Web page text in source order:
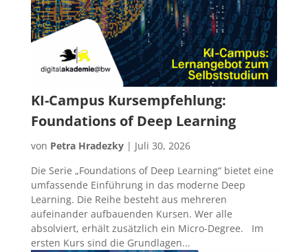
KI-Campus Kursempfehlung:
Foundations of Deep Learning
von Petra Hradezky| Juli 30, 2026
Die Serie „Foundations of Deep Learning“ bietet eine
umfassende Einführung in das moderne Deep
Learning. Die Reihe besteht aus mehreren
aufeinander aufbauenden Kursen. Wer alle
absolviert, erhält zusätzlich ein Micro-Degree. Im
ersten Kurs sind die Grundlagen...